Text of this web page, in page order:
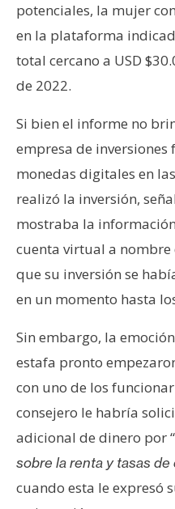
a
d
potenciales, la mujer
en la plataforma
total cercano a USD
de 2022.
Si bien el informe no
empresa de
monedas digitales en
realizó la inversión,
mostraba la
cuenta virtual a
que su inversión se
en un momento hasta
Sin embargo, la
estafa pronto
con uno de los
consejero le habría
adicional de dinero por “
sobre la renta y tasas
cuando esta le expresó